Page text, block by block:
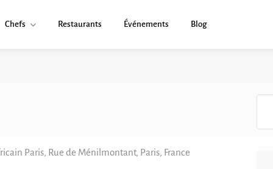
Chefs Restaurants Événements Blog
Paris, Rue de Ménilmontant, Paris, France